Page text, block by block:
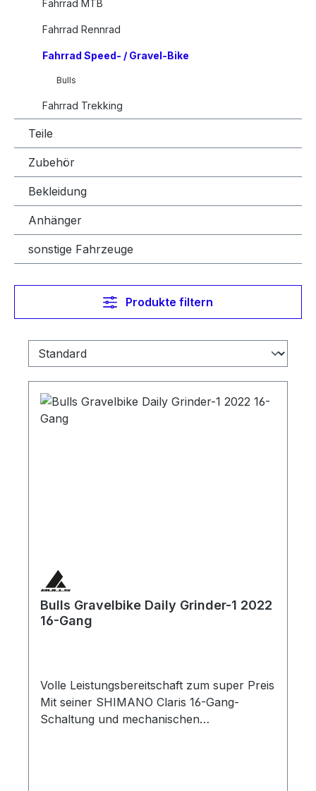
Fahrrad MTB
Fahrrad Rennrad
Fahrrad Speed- / Gravel-Bike
Bulls
Fahrrad Trekking
Teile
Zubehör
Bekleidung
Anhänger
sonstige Fahrzeuge
Produkte filtern
Bulls Gravelbike Daily Grinder-1 2022
16-Gang
Volle Leistungsbereitschaft zum super Preis
Mit seiner SHIMANO Claris 16-Gang-
Schaltung und mechanischen